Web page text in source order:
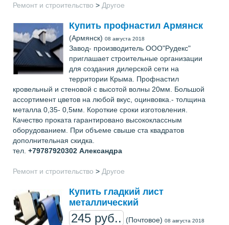
Ремонт и строительство > Другое
Купить профнастил Армянск
(Армянск) 08 августа 2018
Завод- производитель ООО"Рудекс"
приглашает строительные организации
для создания дилерской сети на
территории Крыма. Профнастил
кровельный и стеновой с высотой волны 20мм. Большой
ассортимент цветов на любой вкус, оцинвовка.- толщина
металла 0,35- 0,5мм. Короткие сроки изготовления.
Качество проката гарантировано высококлассным
оборудованием. При объеме свыше ста квадратов
дополнительная скидка.
тел. +79787920302 Александра
Ремонт и строительство > Другое
Купить гладкий лист
металлический
245 руб.. (Почтовое) 08 августа 2018